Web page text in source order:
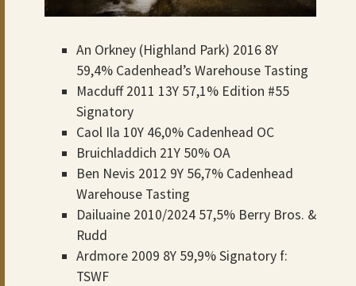
An Orkney (Highland Park) 2016 8Y
59,4% Cadenhead’s Warehouse Tasting
Macduff 2011 13Y 57,1% Edition #55
Signatory
Caol Ila 10Y 46,0% Cadenhead OC
Bruichladdich 21Y 50% OA
Ben Nevis 2012 9Y 56,7% Cadenhead
Warehouse Tasting
Dailuaine 2010/2024 57,5% Berry Bros. &
Rudd
Ardmore 2009 8Y 59,9% Signatory f:
TSWF